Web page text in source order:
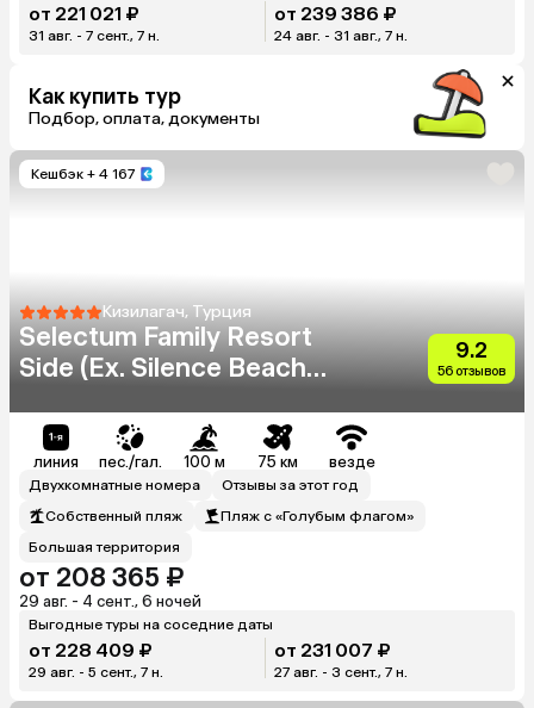
от 221 021 ₽
31 авг. - 7 сент., 7 н.
от 239 386 ₽
24 авг. - 31 авг., 7 н.
Как купить тур
Подбор, оплата, документы
Кешбэк + 4 167
Кизилагач, Турция
Selectum Family Resort
Side (Ex. Silence Beach
9.2
56 отзывов
линия пес./гал. 100 м 75 км везде
Двухкомнатные номера
Отзывы за этот год
Собственный пляж
Пляж с «Голубым флагом»
Большая территория
от 208 365 ₽
29 авг. - 4 сент., 6 ночей
Выгодные туры на соседние даты
от 228 409 ₽
29 авг. - 5 сент., 7 н.
от 231 007 ₽
27 авг. - 3 сент., 7 н.